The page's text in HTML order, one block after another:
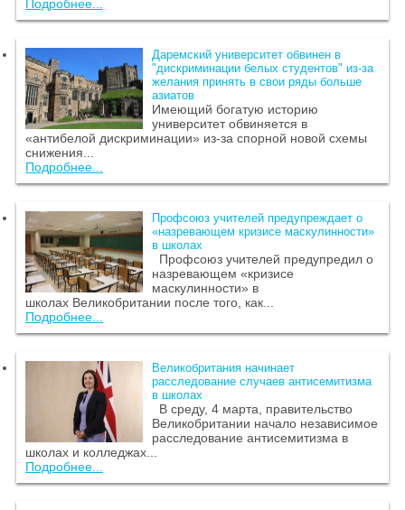
Подробнее...
Даремский университет обвинен в
"дискриминации белых студентов" из-за
желания принять в свои ряды больше
азиатов
Имеющий богатую историю
университет обвиняется в
«антибелой дискриминации» из-за спорной новой схемы
снижения...
Подробнее...
Профсоюз учителей предупреждает о
«назревающем кризисе маскулинности»
в школах
Профсоюз учителей предупредил о
назревающем «кризисе
маскулинности» в
школах Великобритании после того, как...
Подробнее...
Великобритания начинает
расследование случаев антисемитизма
в школах
В среду, 4 марта, правительство
Великобритании начало независимое
расследование антисемитизма в
школах и колледжах...
Подробнее...